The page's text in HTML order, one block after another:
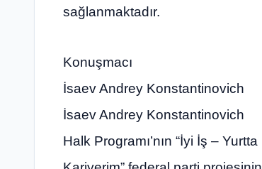
sağlanmaktadır.
Konuşmacı
İsaev Andrey Konstantinovich
İsaev Andrey Konstantinovich
Halk Programı’nın “İyi İş –